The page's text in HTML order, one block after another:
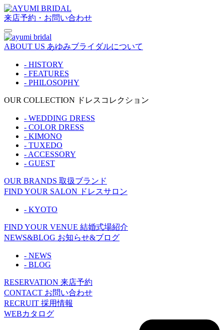
来店予約・お問い合わせ
ABOUT US あゆみブライダルについて
- HISTORY
- FEATURES
- PHILOSOPHY
OUR COLLECTION ドレスコレクション
- WEDDING DRESS
- COLOR DRESS
- KIMONO
- TUXEDO
- ACCESSORY
- GUEST
OUR BRANDS 取扱ブランド
FIND YOUR SALON ドレスサロン
- KYOTO
FIND YOUR VENUE 結婚式場紹介
NEWS&BLOG お知らせ&ブログ
- NEWS
- BLOG
RESERVATION 来店予約
CONTACT お問い合わせ
RECRUIT 採用情報
WEBカタログ